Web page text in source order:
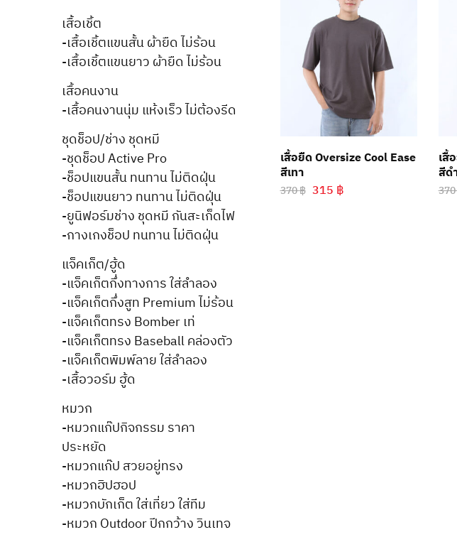
เสื้อยืด Oversize Cool Ease
สีเทา
370฿ 315 ฿
เสื้
สีด
370
เสื้อเชิ้ต
-เสื้อเชิ้ตแขนสั้น ผ้ายืด ไม่ร้อน
-เสื้อเชิ้ตแขนยาว ผ้ายืด ไม่ร้อน
เสื้อคนงาน
-เสื้อคนงานนุ่ม แห้งเร็ว ไม่ต้องรีด
ชุดช็อป/ช่าง ชุดหมี
-ชุดช็อป Active Pro
-ช็อปแขนสั้น ทนทาน ไม่ติดฝุ่น
-ช็อปแขนยาว ทนทาน ไม่ติดฝุ่น
-ยูนิฟอร์มช่าง ชุดหมี กันสะเก็ดไฟ
-กางเกงช็อป ทนทาน ไม่ติดฝุ่น
แจ็คเก็ต/ฮู้ด
-แจ็คเก็ตกึ่งทางการ ใส่ลำลอง
-แจ็คเก็ตกึ่งสูท Premium ไม่ร้อน
-แจ็คเก็ตทรง Bomber เท่
-แจ็คเก็ตทรง Baseball คล่องตัว
-แจ็คเก็ตพิมพ์ลาย ใส่ลำลอง
-เสื้อวอร์ม ฮู้ด
หมวก
-หมวกแก๊ปกิจกรรม ราคา
ประหยัด
-หมวกแก๊ป สวยอยู่ทรง
-หมวกฮิปฮอป
-หมวกบักเก็ต ใส่เที่ยว ใส่ทีม
-หมวก Outdoor ปีกกว้าง วินเทจ